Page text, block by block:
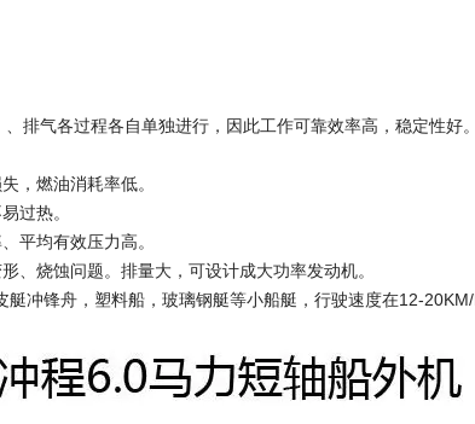
排气各过程各自单独进行，因此工作可靠效率高，稳定性好
，燃油消耗率低。
过热。
平均有效压力高。
、烧蚀问题。排量大，可设计成大功率发动机。
冲锋舟，塑料船，玻璃钢艇等小船艇，行驶速度在12-20KM/